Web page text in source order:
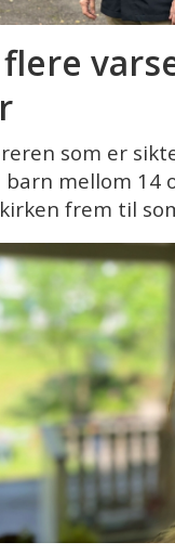
som er
mellom 14
frem til